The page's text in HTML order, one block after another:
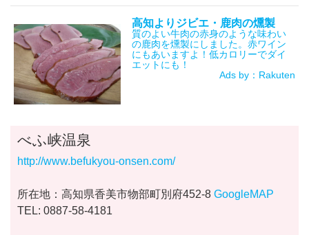
高知よりジビエ・鹿肉の燻製
質のよい牛肉の赤身のような味わい
の鹿肉を燻製にしました。赤ワイン
にもあいますよ！低カロリーでダイ
エットにも！
Ads by：Rakuten
べふ峡温泉
http://www.befukyou-onsen.com/
所在地：高知県香美市物部町別府452-8 GoogleMAP
TEL: 0887-58-4181